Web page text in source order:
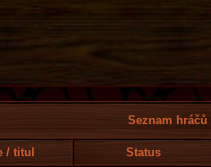
Seznam
/ titul
Status